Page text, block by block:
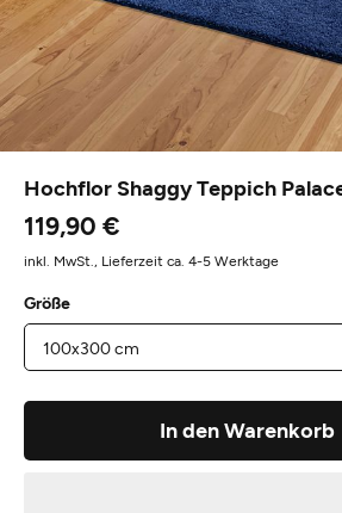
Hochflor Shaggy Teppich
119,90 €
inkl. MwSt., Lieferzeit ca. 4-5 Werktage
Größe
In den Warenkorb